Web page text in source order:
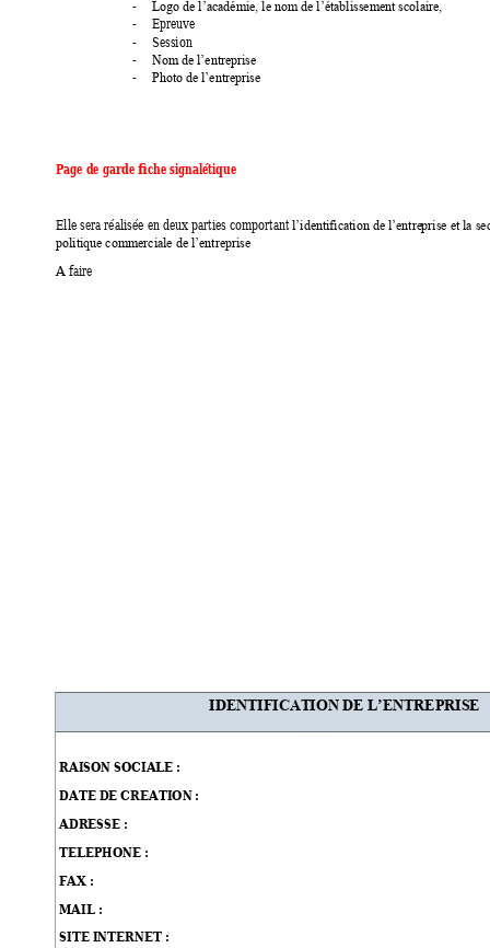
- Logo de l’académie, le nom de l’établissement scolaire,
- Epreuve
- Session
- Nom de l’entreprise
- Photo de l’entreprise
Page de garde fiche signalétique
Elle sera réalisée en deux parties comportant l’identification de l’entreprise et la
politique commerciale de l’entreprise
A faire
IDENTIFICATION DE L’ENTREPRISE
RAISON SOCIALE :
DATE DE CREATION :
ADRESSE :
TELEPHONE :
FAX :
MAIL :
SITE INTERNET :